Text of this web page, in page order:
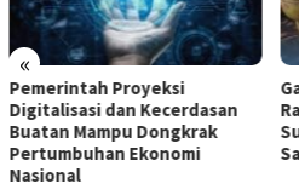
«
Pemerintah Proyeksi
Digitalisasi dan Kecerdasan
Buatan Mampu Dongkrak
Pertumbuhan Ekonomi
Nasional